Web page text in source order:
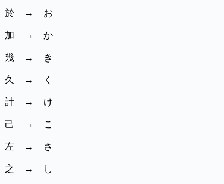
於 → お
加 → か
幾 → き
久 → く
計 → け
己 → こ
左 → さ
之 → し